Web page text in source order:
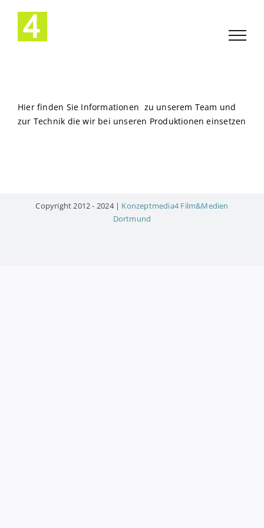
springen
Hier finden Sie Informationen zu unserem Team und
zur Technik die wir bei unseren Produktionen einsetzen
Copyright 2012 - 2024 | Konzeptmedia4 Film&Medien
Dortmund